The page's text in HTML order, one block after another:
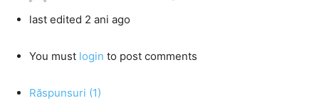
last edited 2 ani ago
You must login to post comments
Răspunsuri (1)